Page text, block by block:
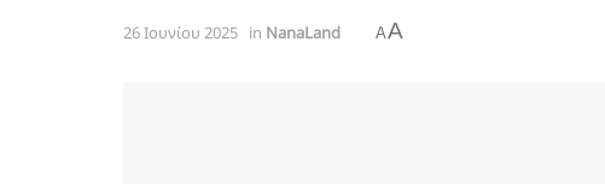
26 Ιουνίου 2025 in NanaLand AA